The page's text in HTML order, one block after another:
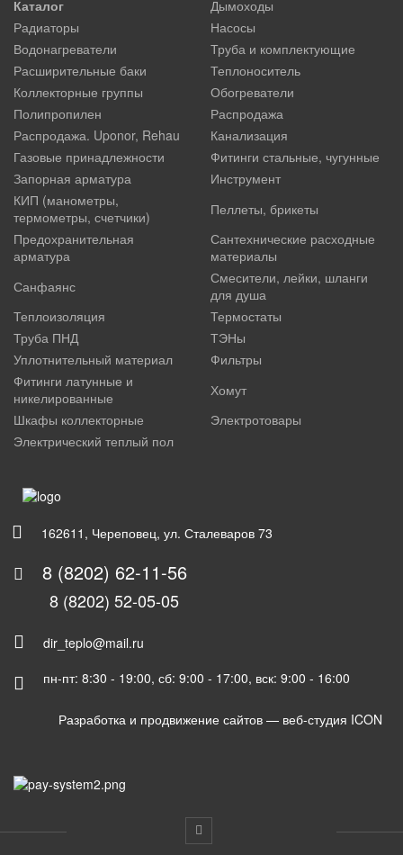
Каталог
Дымоходы
Радиаторы
Насосы
Водонагреватели
Труба и комплектующие
Расширительные баки
Теплоноситель
Коллекторные группы
Обогреватели
Полипропилен
Распродажа
Распродажа. Uponor, Rehau
Канализация
Газовые принадлежности
Фитинги стальные, чугунные
Запорная арматура
Инструмент
КИП (манометры,
термометры, счетчики)
Пеллеты, брикеты
Предохранительная
арматура
Сантехнические расходные
материалы
Санфаянс
Смесители, лейки, шланги
для душа
Теплоизоляция
Термостаты
Труба ПНД
ТЭНы
Уплотнительный материал
Фильтры
Фитинги латунные и
никелированные
Хомут
Шкафы коллекторные
Электротовары
Электрический теплый пол
162611, Череповец, ул. Сталеваров 73
8 (8202) 62-11-56
8 (8202) 52-05-05
dir_teplo@mail.ru
пн-пт: 8:30 - 19:00, сб: 9:00 - 17:00, вск: 9:00 - 16:00
Разработка и продвижение сайтов — веб-студия ICON